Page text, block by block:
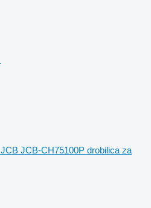
JCB JCB-CH75100P drobilica za